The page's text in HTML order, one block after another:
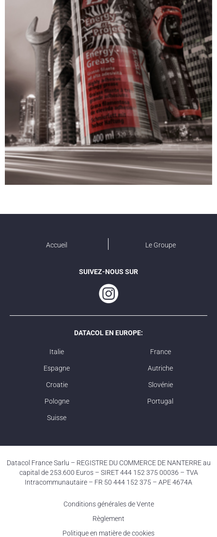
Accueil Le Groupe
SUIVEZ-NOUS SUR
DATACOL EN EUROPE:
Italie France
Espagne Autriche
Croatie Slovénie
Pologne Portugal
Suisse
Datacol France Sarlu – REGISTRE DU COMMERCE DE NANTERRE au
capital de 253.600 Euros – SIRET 444 152 375 00036 – TVA
Intracommunautaire – FR 50 444 152 375 – APE 4674A
Conditions générales de Vente
Règlement
Politique en matière de cookies